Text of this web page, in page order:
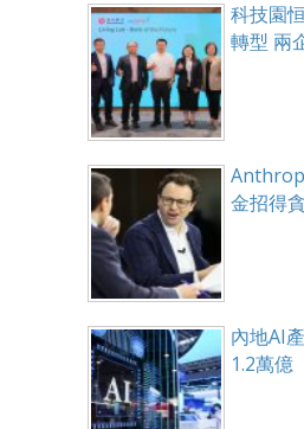
科技園
轉型 兩
金招得
內地AI
1.2萬億